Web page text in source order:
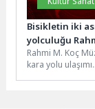
Bisikletin iki
yolculuğu Rahmi M. Koç
Müzesi’nde
Rahmi M. Koç
kara yolu ulaşımı